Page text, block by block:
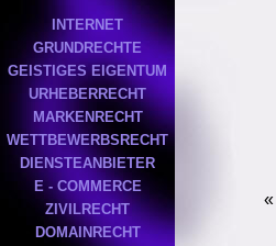
INTERNET
GRUNDRECHTE
GEISTIGES EIGENTUM
URHEBERRECHT
MARKENRECHT
WETTBEWERBSRECHT
DIENSTEANBIETER
E - COMMERCE
ZIVILRECHT
DOMAINRECHT
«